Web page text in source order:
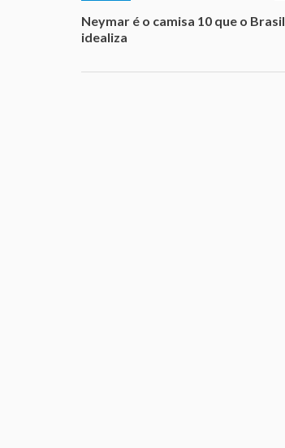
Neymar é o camisa 10 que o Brasil
idealiza